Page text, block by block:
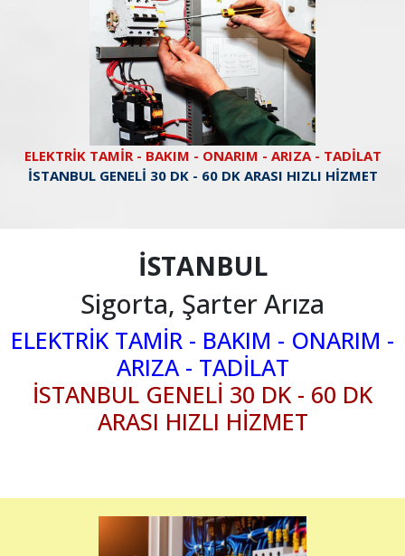
ELEKTRİK TAMİR - BAKIM - ONARIM - ARIZA - TADİLAT
İSTANBUL GENELİ 30 DK - 60 DK ARASI HIZLI HİZMET
İSTANBUL
Sigorta, Şarter Arıza
ELEKTRİK TAMİR - BAKIM - ONARIM -
ARIZA - TADİLAT
İSTANBUL GENELİ 30 DK - 60 DK
ARASI HIZLI HİZMET